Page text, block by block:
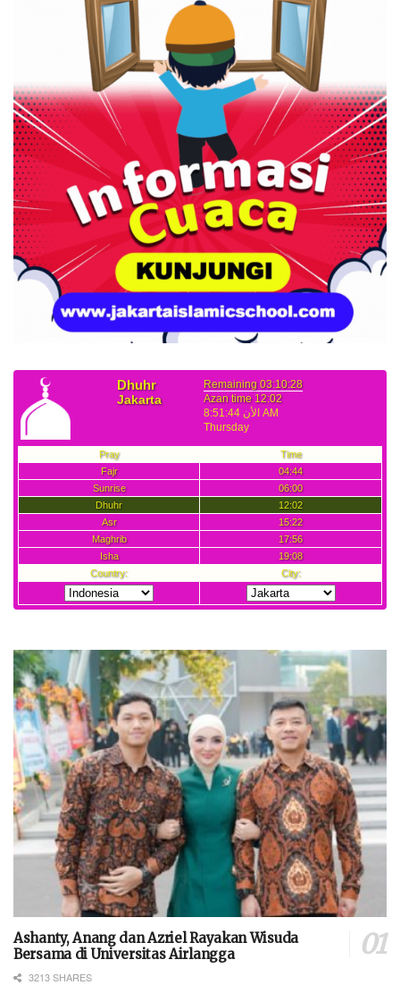
Ashanty, Anang dan Azriel Rayakan Wisuda
Bersama di Universitas Airlangga
3213 SHARES